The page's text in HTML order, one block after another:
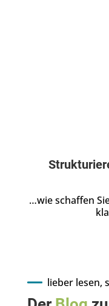
…wie schaffen
lieber lesen,